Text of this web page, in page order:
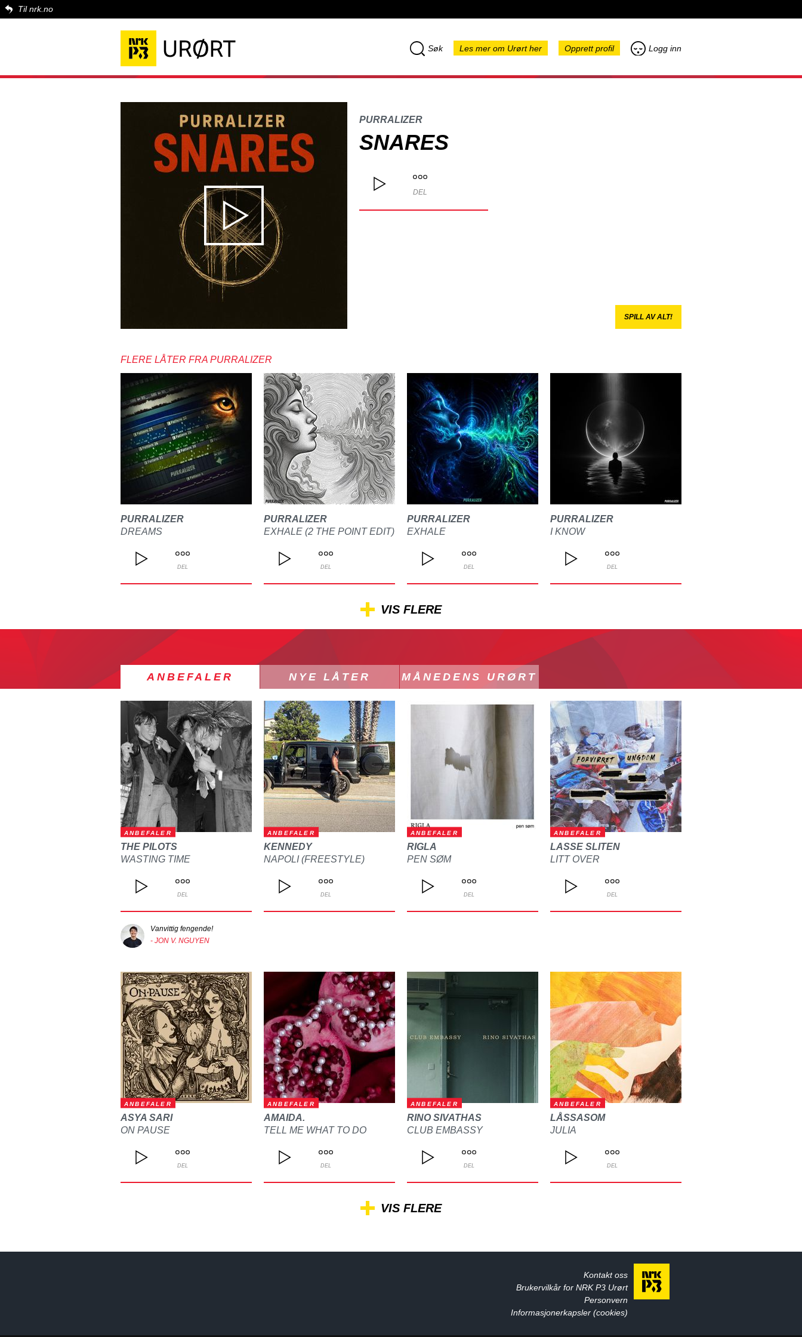
Til nrk.no
Søk Les mer om Urørt her Opprett profil Logg inn
PURRALIZER
SNARES
DEL
SPILL AV ALT!
FLERE LÅTER FRA PURRALIZER
PURRALIZER
DREAMS
DEL
PURRALIZER
EXHALE (2 THE POINT EDIT)
DEL
PURRALIZER
EXHALE
DEL
PURRALIZER
I KNOW
DEL
VIS FLERE
ANBEFALER NYE LÅTER MÅNEDENS URØRT
ANBEFALER
THE PILOTS
WASTING TIME
DEL
Vanvittig fengende!
- JON V. NGUYEN
ANBEFALER
KENNEDY
NAPOLI (FREESTYLE)
DEL
ANBEFALER
RIGLA
PEN SØM
DEL
ANBEFALER
LASSE SLITEN
LITT OVER
DEL
ANBEFALER
ASYA SARI
ON PAUSE
DEL
ANBEFALER
AMAIDA.
TELL ME WHAT TO DO
DEL
ANBEFALER
RINO SIVATHAS
CLUB EMBASSY
DEL
ANBEFALER
LÅSSASOM
JULIA
DEL
VIS FLERE
Kontakt oss
Brukervilkår for NRK P3 Urørt
Personvern
Informasjonerkapsler (cookies)